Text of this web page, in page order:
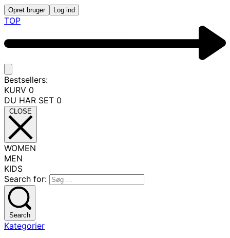
Opret bruger Log ind
TOP
Bestsellers:
KURV 0
DU HAR SET 0
CLOSE
WOMEN
MEN
KIDS
Search for:
Search
Kategorier